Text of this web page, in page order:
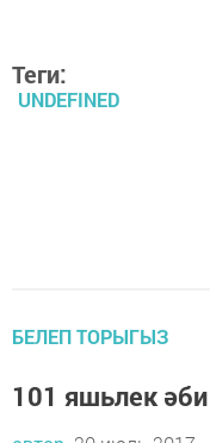
Теги:
UNDEFINED
БЕЛЕП ТОРЫГЫЗ
101 яшьлек